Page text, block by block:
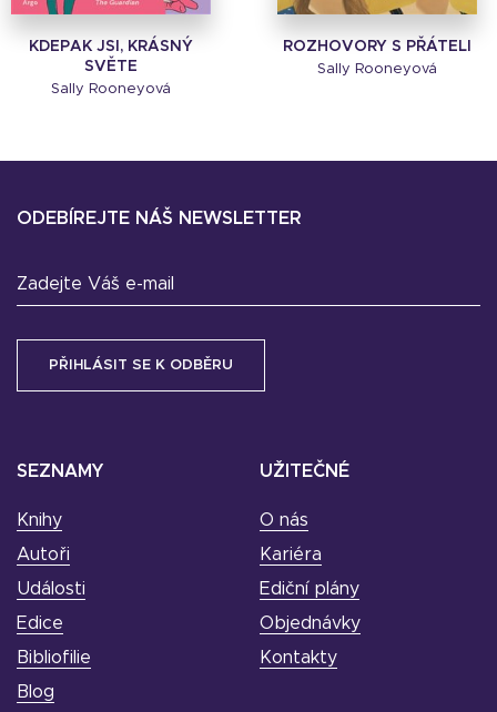
KDEPAK JSI, KRÁSNÝ
SVĚTE
Sally Rooneyová
ROZHOVORY S PŘÁTELI
Sally Rooneyová
SEZNAMY
Knihy
Autoři
Události
Edice
Bibliofilie
Blog
UŽITEČNÉ
O nás
Kariéra
Ediční plány
Objednávky
Kontakty
ODEBÍREJTE NÁŠ NEWSLETTER
Zadejte Váš e-mail